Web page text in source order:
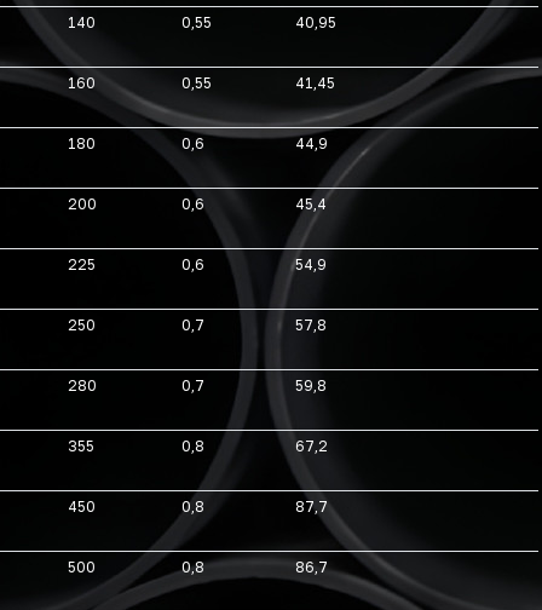
140 0,55 40,95
160 0,55 41,45
180 0,6 44,9
200 0,6 45,4
225 0,6 54,9
250 0,7 57,8
280 0,7 59,8
355 0,8 67,2
450 0,8 87,7
500 0,8 86,7